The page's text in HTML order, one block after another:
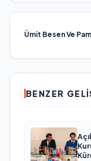
Ümit Besen Ve
BENZER